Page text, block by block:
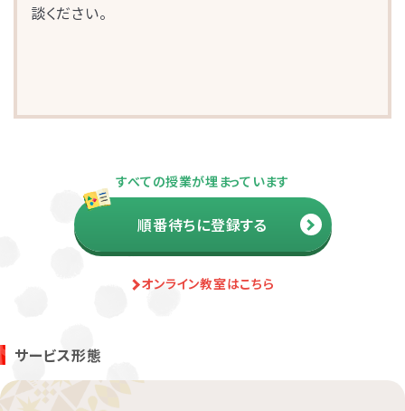
談ください。
すべての授業が埋まっています
順番待ちに登録する
オンライン教室はこちら
サービス形態
保護者さまのストレス軽減に役立つ
子育ての工夫を学ぶことができます。
お子さまに対する適切な関わり方がわかることで、
減り、怒る回数が減る、ということが研究を通して実証されていま
また、これまで1500名以上の方が受講され、「毎日のようにあっ